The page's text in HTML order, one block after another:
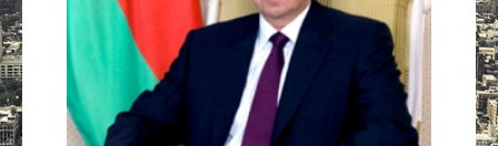
Müsahibə